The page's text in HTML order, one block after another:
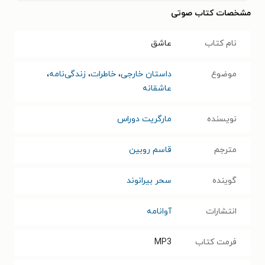
مشخصات کتاب صوتی
نام کتاب عاشق
موضوع داستان خارجی، خاطرات، زندگی‌نامه،
عاشقانه
نویسنده مارگریت دوراس
مترجم قاسم روبین
گوینده سحر بیرانوند
انتشارات آوانامه
فرمت کتاب MP3